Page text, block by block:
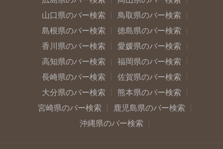
山口県のバー検索
鳥取県のバー検索
島根県のバー検索
徳島県のバー検索
香川県のバー検索
愛媛県のバー検索
高知県のバー検索
福岡県のバー検索
長崎県のバー検索
佐賀県のバー検索
大分県のバー検索
熊本県のバー検索
宮崎県のバー検索
鹿児島県のバー検索
沖縄県のバー検索